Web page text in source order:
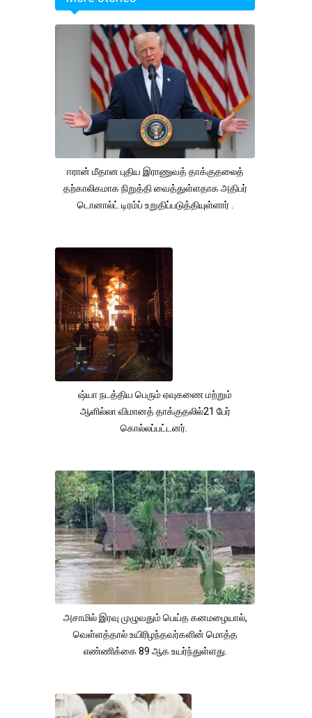
ஈரான் மீதான புதிய இராணுவத் தாக்குதலைத்
தற்காலிகமாக நிறுத்தி வைத்துள்ளதாக அதிபர்
டொனால்ட் டிரம்ப் உறுதிப்படுத்தியுள்ளார் .
ஷ்யா நடத்திய பெரும் ஏவுகணை மற்றும்
ஆளில்லா விமானத் தாக்குதலில்21 பேர்
கொல்லப்பட்டனர்.
அசாமில் இரவு முழுவதும் பெய்த கனமழையால்,
வெள்ளத்தால் உயிரிழந்தவர்களின் மொத்த
எண்ணிக்கை 89 ஆக உயர்ந்துள்ளது.